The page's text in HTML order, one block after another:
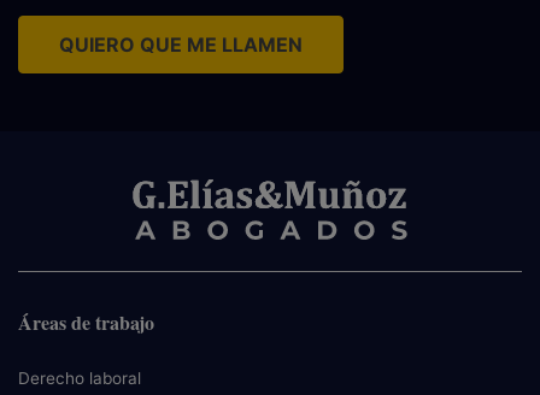
QUIERO QUE ME LLAMEN
Áreas de trabajo
Derecho laboral